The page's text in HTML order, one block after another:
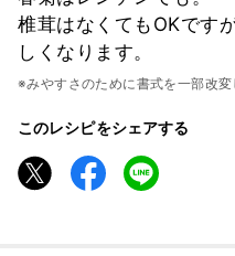
椎茸はなくてもOKです
しくなります。
※みやすさのために書式を一部改変
このレシピをシェアする